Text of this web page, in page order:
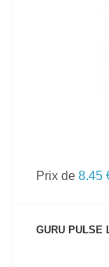
Prix de 8.45
GURU PULSE